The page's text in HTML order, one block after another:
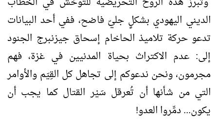
الديني اليهودي بشكلٍ جليّ فاضح، ففي أحد البيانات
تدعو حركة تلاميذ الحاخام إسحاق جيزنبرج الجنود
إلى: عدم الاكتراث بحياة المدنيين في غزة، فهم
مجرمون، ونحن ندعوكم إلى تجاهل كل القِيَم والأوامر
التي من شأنها أن تُعرقل سَيْر القتال كما يجب أن
يكون... دمِّروا العدو!